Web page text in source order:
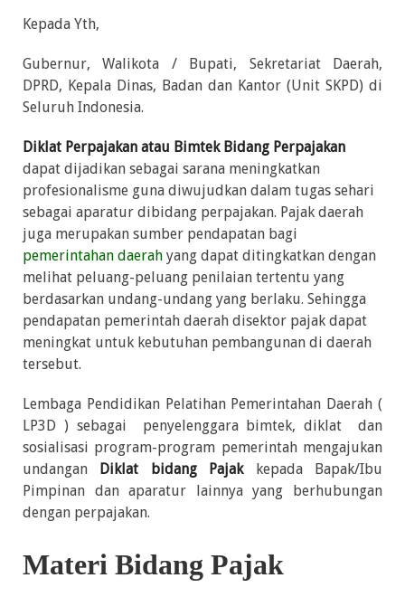
Kepada Yth,
Gubernur, Walikota / Bupati, Sekretariat Daerah,
DPRD, Kepala Dinas, Badan dan Kantor (Unit SKPD) di
Seluruh Indonesia.
Diklat Perpajakan atau Bimtek Bidang Perpajakan
dapat dijadikan sebagai sarana meningkatkan
profesionalisme guna diwujudkan dalam tugas sehari
sebagai aparatur dibidang perpajakan. Pajak daerah
juga merupakan sumber pendapatan bagi
pemerintahan daerah yang dapat ditingkatkan dengan
melihat peluang-peluang penilaian tertentu yang
berdasarkan undang-undang yang berlaku. Sehingga
pendapatan pemerintah daerah disektor pajak dapat
meningkat untuk kebutuhan pembangunan di daerah
tersebut.
Lembaga Pendidikan Pelatihan Pemerintahan Daerah (
LP3D ) sebagai penyelenggara bimtek, diklat dan
sosialisasi program-program pemerintah mengajukan
undangan Diklat bidang Pajakkepada Bapak/Ibu
Pimpinan dan aparatur lainnya yang berhubungan
dengan perpajakan.
Materi Bidang Pajak